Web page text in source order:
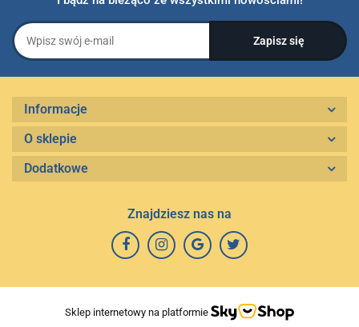
Informacje
O sklepie
Dodatkowe
Znajdziesz nas na
Sklep internetowy na platformie